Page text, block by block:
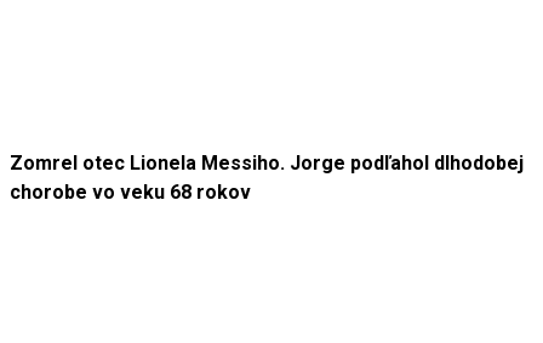
Zomrel otec Lionela Messiho. Jorge podľahol dlhodobej
chorobe vo veku 68 rokov